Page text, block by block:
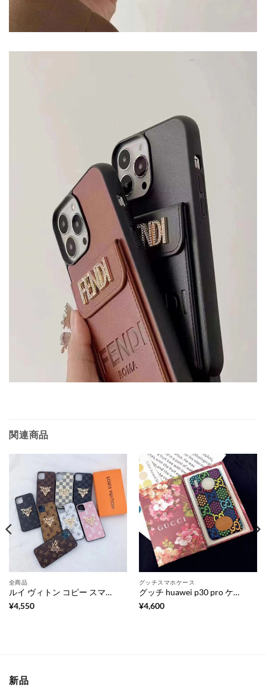
関連商品
全商品
ルイ ヴィトン コピー スマホ ケース アイフォンケース11 メンズ iphone11 pro ケース ブランド モノグラム iphone Xs/Xs Maxケース vuitton ダミエ柄 iphone ケースXr 大人 可愛い ヴィトン 風 iphone X ケース 耐衝撃
¥4,550
グッチスマホケース
グッチ huawei p30 pro ケース GGサイケデリック ファーウェイ p30 ケース かわいい gucci スマホカバー huawei mate 30 pro 人気 ファー ウェイ ケース mate30 カップル
¥4,600
新品